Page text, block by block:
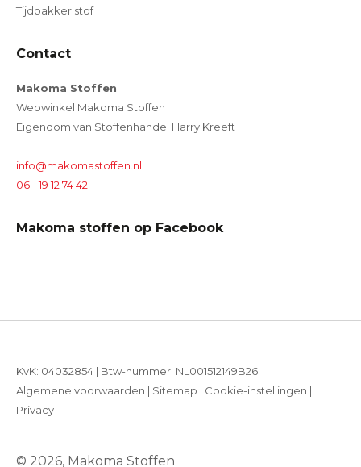
Tijdpakker stof
Contact
Makoma Stoffen
Webwinkel Makoma Stoffen
Eigendom van Stoffenhandel Harry Kreeft
info@makomastoffen.nl
06 - 19 12 74 42
Makoma stoffen op Facebook
© 2026, Makoma Stoffen
KvK: 04032854 | Btw-nummer: NL001512149B26
Algemene voorwaarden | Sitemap | Cookie-instellingen |
Privacy